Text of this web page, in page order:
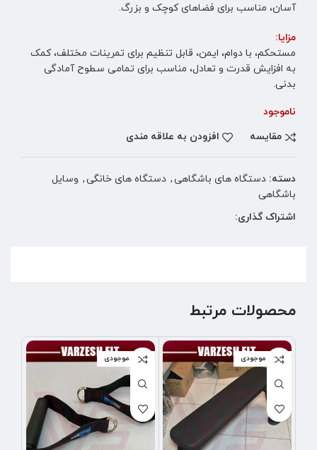
آسان، مناسب برای فضاهای کوچک و بزرگ.
مزایا:
مستحکم، با دوام، ایمن، قابل تنظیم برای تمرینات مختلف، کمک
به افزایش قدرت و تعادل، مناسب برای تمامی سطوح آمادگی
بدنی.
ناموجود
مقایسه
افزودن به علاقه مندی
دسته: دستگاه های باشگاهی, دستگاه های خانگی, وسایل
باشگاهی
اشتراک گذاری:
محصولات مرتبط
اتمام موجودی اتمام موجودی